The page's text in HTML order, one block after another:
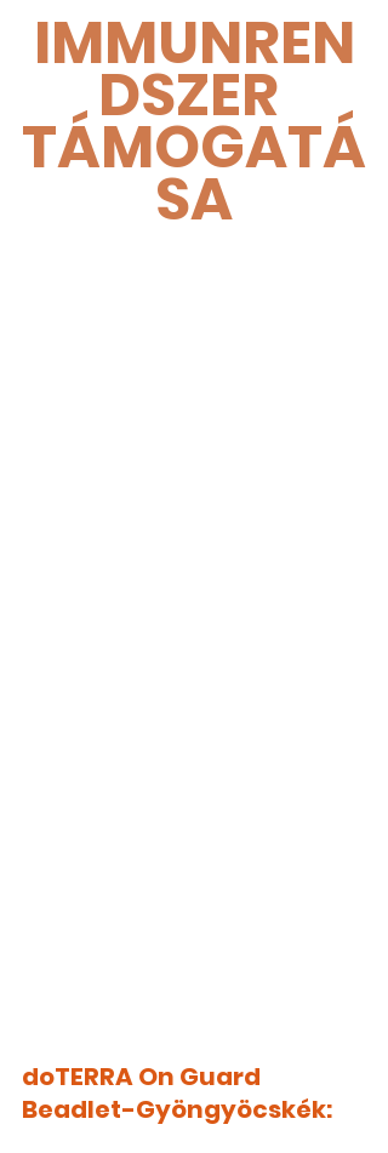
IMMUNREN
DSZER
TÁMOGATÁ
SA
doTERRA On Guard
Beadlet-Gyöngyöcskék: